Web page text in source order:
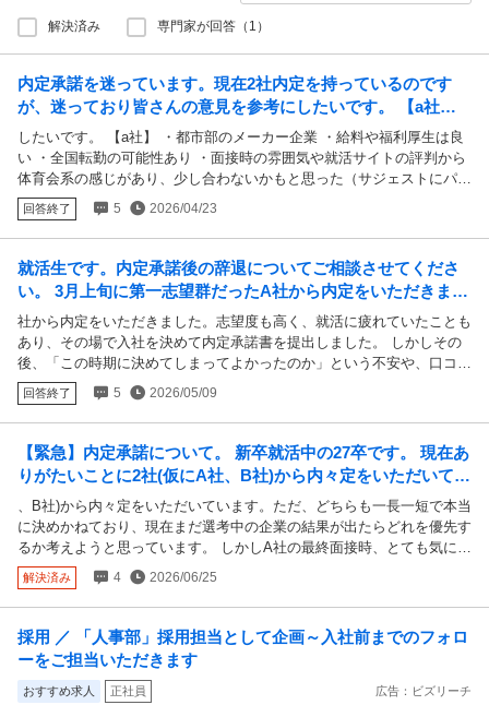
解決済み 専門家が回答（1）
内定承諾を迷っています。現在2社内定を持っているのです
が、迷っており皆さんの意見を参考にしたいです。 【a社】
・都市部のメーカー企業 ・給料や福利厚生は良い ・全国転勤
の可能性あり
したいです。 【a社】 ・都市部のメーカー企業 ・給料や福利厚生は良
い ・全国転勤の可能性あり ・面接時の雰囲気や就活サイトの評判から
体育会系の感じがあり、少し合わないかもと思った（サジェストにパワ
ハラの文字があったりする…） ・事業内容にそこまで興味はない ・知
名度は割とある 【b社】 ・地方のインフラ企業 ・給料や福利厚生は普
通 ・転勤は苦じゃない範囲 ・雰囲気は穏やかそうであり、私とあって
る感じがする ・事業内容に興味はある ・知名度は全国では無名だが、
その地方の業界ではそこ そこ有名 このように給与や待遇はaの方が良
いのですが、社風や事業内容はbの方が良いと感じます。こういった場
合みなさんはどちらにしますか？ちなみに新卒です。
回答終了 5 2026/04/23
就活生です。内定承諾後の辞退についてご相談させてくださ
い。 3月上旬に第一志望群だったA社から内定をいただきまし
た。志望度も高く、就活に疲れていたこともあ...
社から内定をいただきました。志望度も高く、就活に疲れていたことも
あり、その場で入社を決めて内定承諾書を提出しました。 しかしその
後、「この時期に決めてしまってよかったのか」という不安や、口コミ
などを見たことによる内定ブルーが出てきました。不安を解消するた
め、大学のキャリアセンターの方に相談し、Ａ社に個別面談の機会も設
けていただきましたが、懸念していた点（子会社であるため本体への出
向同期とのモチベーション差など）は解消されませんでした。 そのよ
うな中、エントリーしていたB社の書類選考結果が数週間後に通過連絡
として届き、選考を進めた結果、B社からも内定をいただきました。 そ
こから約2週間、親や周囲に相談し、自分でも何度も考えた結果、現在
はB社の方に気持ちが傾いています。 ただ、A社にはすでに内定承諾書
を提出しており、またその後に東京オフィス見学や個別面談などもして
いただいていることから、情や申し訳なさが強く、辞退して良いのか悩
んでいます。 同時に、承諾後の辞退は非常に迷惑であり、悪質な行為
ではないかという罪悪感もあり、A社にそのまま行くべきなのではない
かとも考えてしまいます。 このような状況の場合、どのように判断・
対応するのが一般的でしょうか。ご意見をいただけると嬉しいです。
また、辞退の連絡方法については、電話よりもメールの方が心理的ハー
ドルが低く、メールでの連絡を考えているのですが、その対応は問題な
回答終了 5 2026/05/09
【緊急】内定承諾について。 新卒就活中の27卒です。 現在あ
りがたいことに2社(仮にA社、B社)から内々定をいただいてい
ます。ただ、どちらも一長一短で本...
、B社)から内々定をいただいています。ただ、どちらも一長一短で本当
に決めかねており、現在まだ選考中の企業の結果が出たらどれを優先す
るか考えようと思っています。 しかしA社の最終面接時、とても気に入
っていただけた？のか「ぜひ入社してもらいたいから、すぐ内定承諾し
てくれたら希望近くの勤務を確約する」と言っていただきました(本来
エリア職希望で、例えば関東エリアの場合は東京にほぼに確約というこ
と)。 ただ面接担当者はあくまで普通の人事の方で、管理職の方などで
はなく...どこまで本当なのかは分かりません。 そして本日内定者Web
面談があり、おそらく内定承諾について問われると思います。 先程A社
とB社で決めかねていると言いましたが、勤務地が確約するのはかなり
解決済み 4 2026/06/25
採用 ／ 「人事部」採用担当として企画～入社前までのフォロ
ーをご担当いただきます
おすすめ求人 正社員 広告：ビズリーチ